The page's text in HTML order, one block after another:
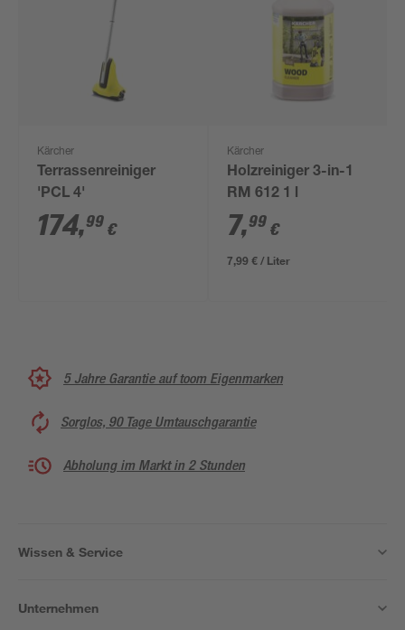
Kärcher
Terrassenreiniger
'PCL 4'
174,99 €
Kärcher
Holzreiniger 3-in-1
RM 612 1 l
7,99 €
7,99 € / Liter
5 Jahre Garantie auf toom Eigenmarken
Sorglos, 90 Tage Umtauschgarantie
Abholung im Markt in 2 Stunden
Wissen & Service
Unternehmen